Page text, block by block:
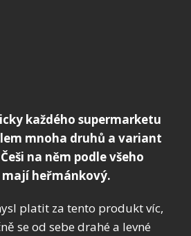
každého supermarketu
mnoha druhů a variant
na něm podle všeho
heřmánkový.
platit za tento produkt víc,
se od sebe drahé a levné